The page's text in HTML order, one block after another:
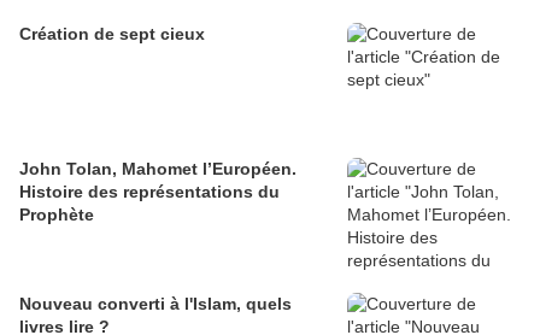
Création de sept cieux
John Tolan, Mahomet l’Européen.
Histoire des représentations du
Prophète
Nouveau converti à l'Islam, quels
livres lire ?